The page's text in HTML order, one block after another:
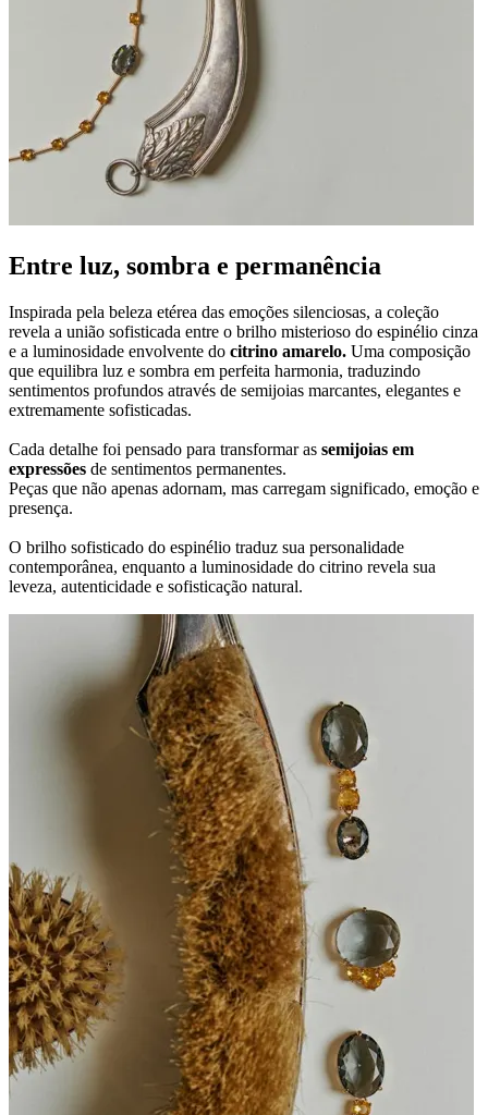
Entre luz, sombra e permanência
Inspirada pela beleza etérea das emoções silenciosas, a coleção
revela a união sofisticada entre o brilho misterioso do espinélio cinza
e a luminosidade envolvente do citrino amarelo. Uma composição
que equilibra luz e sombra em perfeita harmonia, traduzindo
sentimentos profundos através de semijoias marcantes, elegantes e
extremamente sofisticadas.
Cada detalhe foi pensado para transformar as semijoias em
expressões de sentimentos permanentes.
Peças que não apenas adornam, mas carregam significado, emoção e
presença.
O brilho sofisticado do espinélio traduz sua personalidade
contemporânea, enquanto a luminosidade do citrino revela sua
leveza, autenticidade e sofisticação natural.